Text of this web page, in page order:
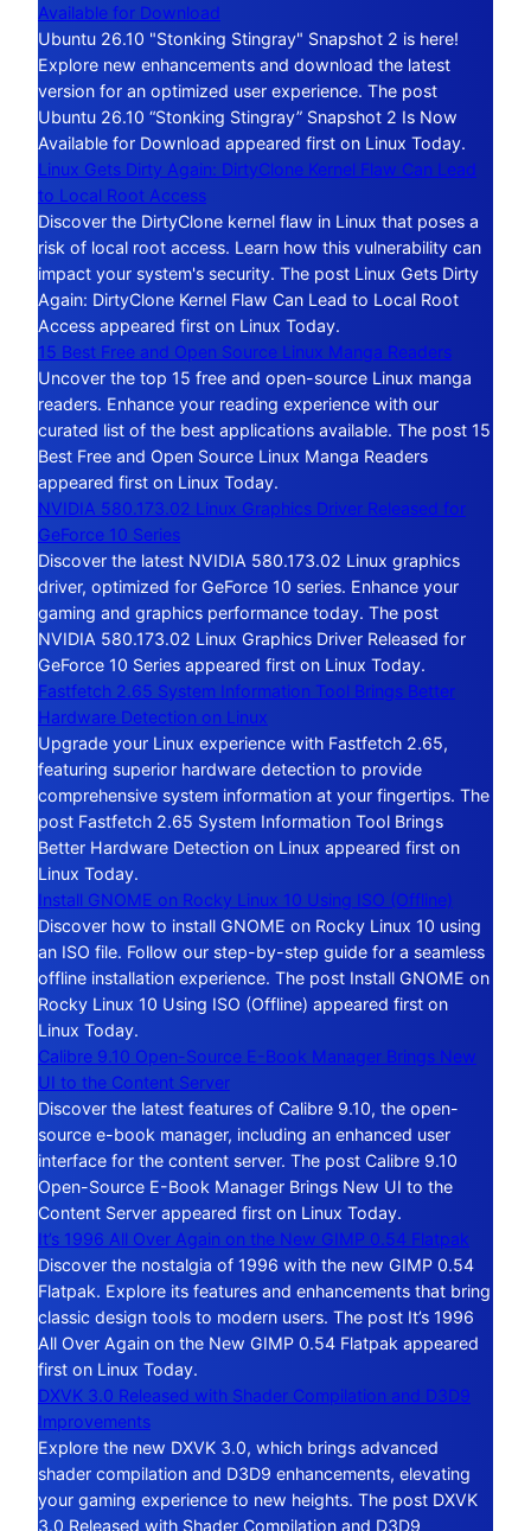
Available for Download
Ubuntu 26.10 "Stonking Stingray" Snapshot 2 is here!
Explore new enhancements and download the latest
version for an optimized user experience. The post
Ubuntu 26.10 “Stonking Stingray” Snapshot 2 Is Now
Available for Download appeared first on Linux Today.
Linux Gets Dirty Again: DirtyClone Kernel Flaw Can Lead
to Local Root Access
Discover the DirtyClone kernel flaw in Linux that poses a
risk of local root access. Learn how this vulnerability can
impact your system's security. The post Linux Gets Dirty
Again: DirtyClone Kernel Flaw Can Lead to Local Root
Access appeared first on Linux Today.
15 Best Free and Open Source Linux Manga Readers
Uncover the top 15 free and open-source Linux manga
readers. Enhance your reading experience with our
curated list of the best applications available. The post 15
Best Free and Open Source Linux Manga Readers
appeared first on Linux Today.
NVIDIA 580.173.02 Linux Graphics Driver Released for
GeForce 10 Series
Discover the latest NVIDIA 580.173.02 Linux graphics
driver, optimized for GeForce 10 series. Enhance your
gaming and graphics performance today. The post
NVIDIA 580.173.02 Linux Graphics Driver Released for
GeForce 10 Series appeared first on Linux Today.
Fastfetch 2.65 System Information Tool Brings Better
Hardware Detection on Linux
Upgrade your Linux experience with Fastfetch 2.65,
featuring superior hardware detection to provide
comprehensive system information at your fingertips. The
post Fastfetch 2.65 System Information Tool Brings
Better Hardware Detection on Linux appeared first on
Linux Today.
Install GNOME on Rocky Linux 10 Using ISO (Offline)
Discover how to install GNOME on Rocky Linux 10 using
an ISO file. Follow our step-by-step guide for a seamless
offline installation experience. The post Install GNOME on
Rocky Linux 10 Using ISO (Offline) appeared first on
Linux Today.
Calibre 9.10 Open-Source E-Book Manager Brings New
UI to the Content Server
Discover the latest features of Calibre 9.10, the open-
source e-book manager, including an enhanced user
interface for the content server. The post Calibre 9.10
Open-Source E-Book Manager Brings New UI to the
Content Server appeared first on Linux Today.
It’s 1996 All Over Again on the New GIMP 0.54 Flatpak
Discover the nostalgia of 1996 with the new GIMP 0.54
Flatpak. Explore its features and enhancements that bring
classic design tools to modern users. The post It’s 1996
All Over Again on the New GIMP 0.54 Flatpak appeared
first on Linux Today.
DXVK 3.0 Released with Shader Compilation and D3D9
Improvements
Explore the new DXVK 3.0, which brings advanced
shader compilation and D3D9 enhancements, elevating
your gaming experience to new heights. The post DXVK
3.0 Released with Shader Compilation and D3D9